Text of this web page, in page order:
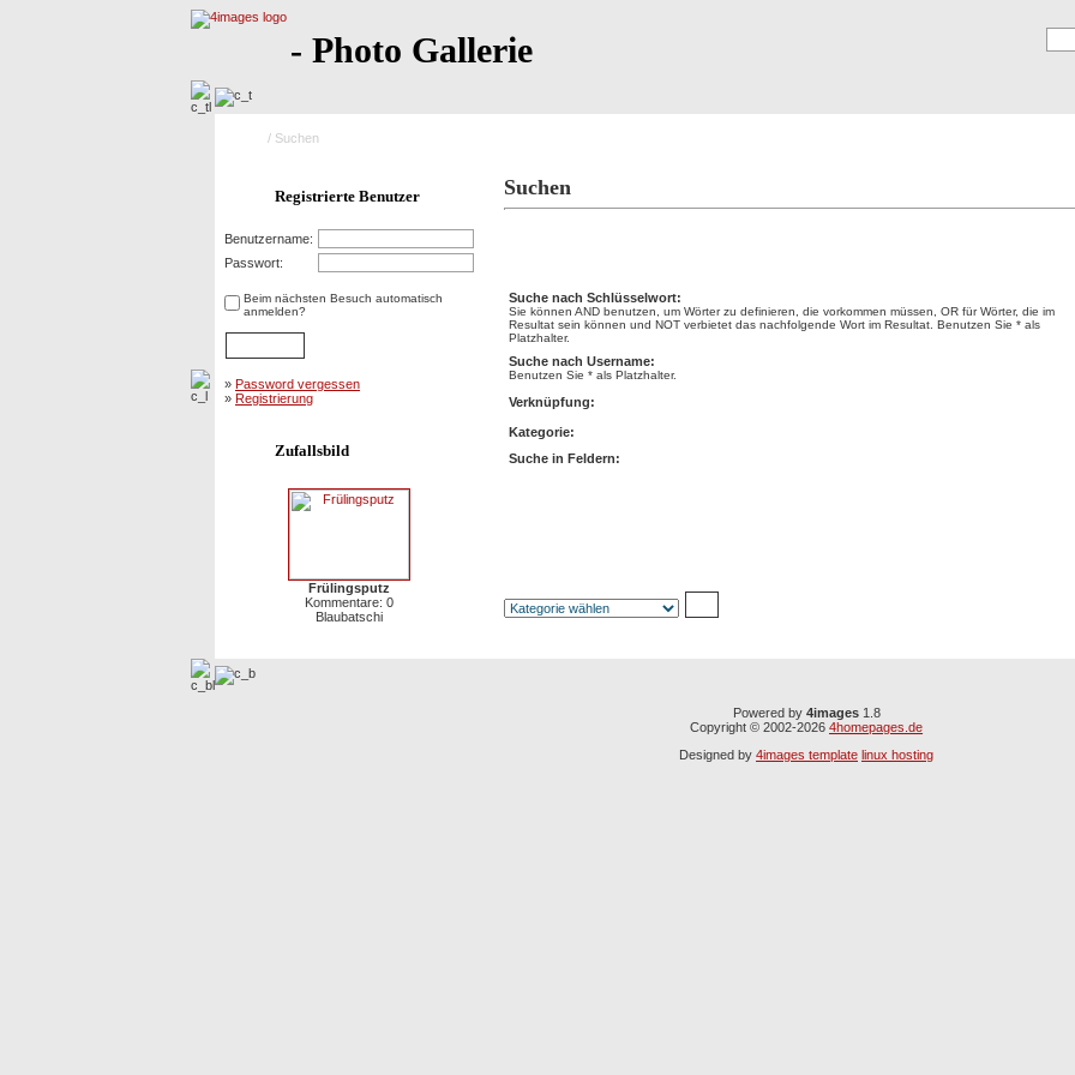
- Photo Gallerie
/ Suchen
Registrierte Benutzer
Benutzername:
Passwort:
Beim nächsten Besuch automatisch
anmelden?
» Password vergessen
» Registrierung
Zufallsbild
Frülingsputz
Kommentare: 0
Blaubatschi
Suchen
Suche nach Schlüsselwort:
Sie können AND benutzen, um Wörter zu definieren, die vorkommen müssen, OR für Wörter, die im
Resultat sein können und NOT verbietet das nachfolgende Wort im Resultat. Benutzen Sie * als
Platzhalter.
Suche nach Username:
Benutzen Sie * als Platzhalter.
Verknüpfung:
Kategorie:
Suche in Feldern:
Powered by 4images1.8
Copyright © 2002-2026 4homepages.de
Designed by 4images template linux hosting